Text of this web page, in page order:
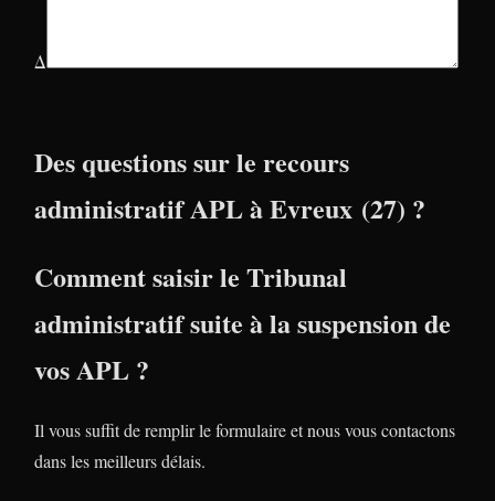
Δ
Des questions sur le recours
administratif APL à Evreux (27) ?
Comment saisir le Tribunal
administratif suite à la suspension de
vos APL ?
Il vous suffit de remplir le formulaire et nous vous contactons
dans les meilleurs délais.